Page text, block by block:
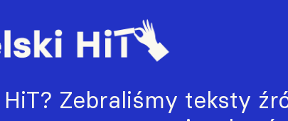
Zebraliśmy teksty